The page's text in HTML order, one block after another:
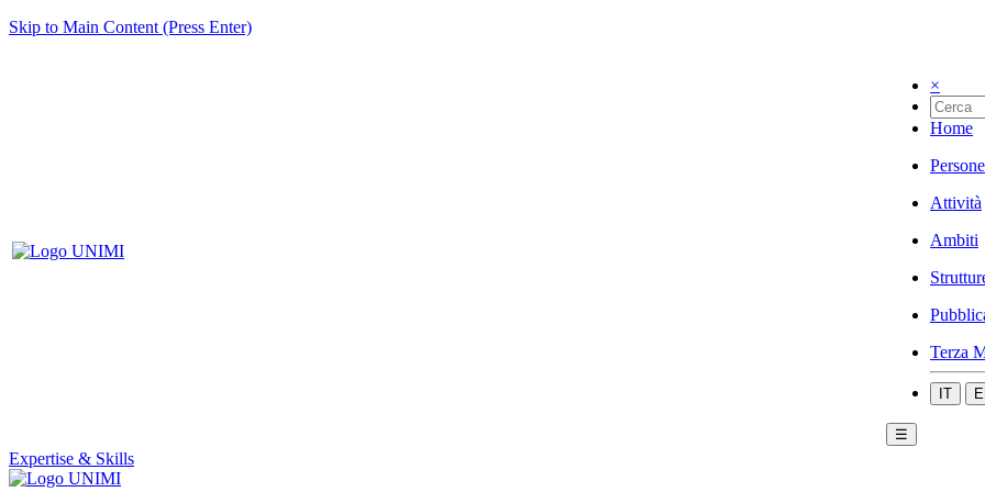
Skip to Main Content (Press Enter)
×
Home
Persone
Attività
Ambiti
Terza
IT
☰
Expertise & Skills